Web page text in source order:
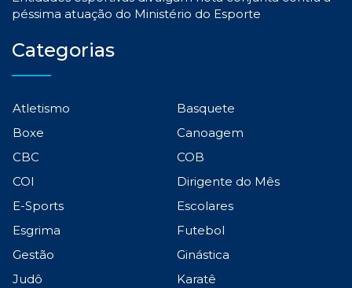
péssima atuação do Ministério do Esporte
Categorias
Atletismo
Basquete
Boxe
Canoagem
CBC
COB
COI
Dirigente do Mês
E-Sports
Escolares
Esgrima
Futebol
Gestão
Ginástica
Judô
Karatê